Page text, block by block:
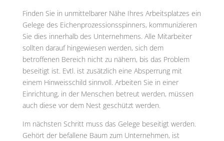
Finden Sie in unmittelbarer Nähe Ihres Arbeitsplatzes ein
Gelege des Eichenprozessionsspinners, kommunizieren
Sie dies innerhalb des Unternehmens. Alle Mitarbeiter
sollten darauf hingewiesen werden, sich dem
betroffenen Bereich nicht zu nähern, bis das Problem
beseitigt ist. Evtl. ist zusätzlich eine Absperrung mit
einem Hinweisschild sinnvoll. Arbeiten Sie in einer
Einrichtung, in der Menschen betreut werden, müssen
auch diese vor dem Nest geschützt werden.
Im nächsten Schritt muss das Gelege beseitigt werden.
Gehört der befallene Baum zum Unternehmen, ist